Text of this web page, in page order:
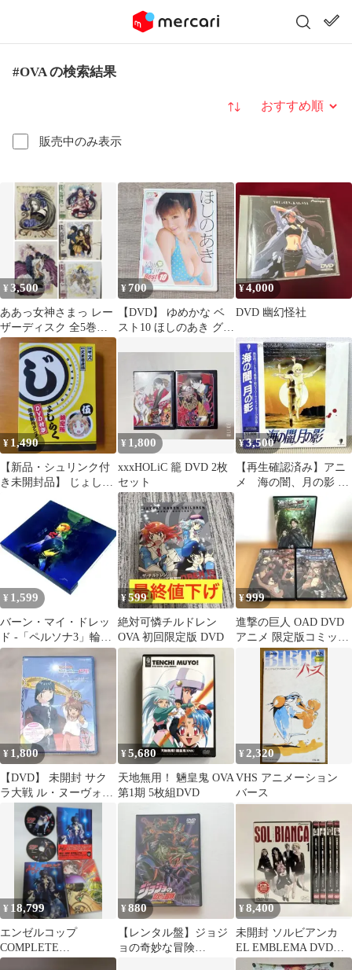
#OVA の検索結果
販売中のみ表示
並び替え
¥3,500
ああっ女神さまっ レー
ザーディスク 全5巻セ
ット コンプ 藤島康介氏
原作アニメ
¥700
【DVD】 ゆめかな ベ
スト10 ほしのあき グラ
¥4,000
DVD 幽幻怪社
¥ 1,490
【新品・シュリンク付
き未開封品】 じょしら
く 第伍巻 DVD付き 限
¥ 1,800
xxxHOLiC 籠 DVD 2枚
セット
¥3,500
【再生確認済み】アニ
メ 海の闇、月の影 レ
ーザーディスク 篠原千
絵 (帯つき)
¥ 1,599
バーン・マイ・ドレッ
ド -「ペルソナ3」輪廻
転生- 〈初回限定盤〉
¥599
絶対可憐チルドレン
OVA 初回限定版 DVD
¥999
進撃の巨人 OAD DVD
アニメ 限定版コミック
特典品
¥ 1,800
【DVD】 未開封 サク
ラ大戦 ル・ヌーヴォ
ー・巴里 I 一夜限りの
サーカス
¥5,680
天地無用！ 魎皇鬼 OVA
第1期 5枚組DVD
¥ 2,320
VHS アニメーション
バース
¥ 18,799
エンゼルコップ
COMPLETE
BOX〈2DVD〉
¥880
【レンタル盤】ジョジ
ョの奇妙な冒険
¥8,400
未開封 ソルビアンカ
EL EMBLEMA DVD
1〜5巻